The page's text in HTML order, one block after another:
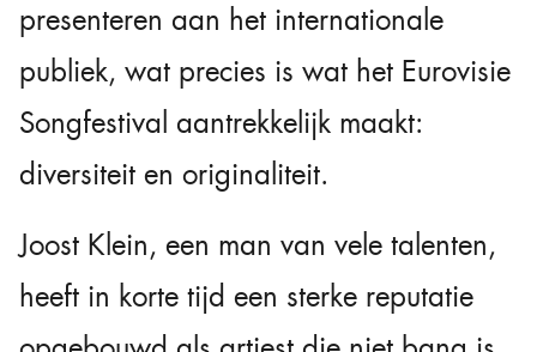
presenteren aan het internationale
publiek, wat precies is wat het Eurovisie
Songfestival aantrekkelijk maakt:
diversiteit en originaliteit.
Joost Klein, een man van vele talenten,
heeft in korte tijd een sterke reputatie